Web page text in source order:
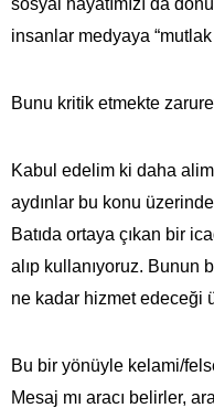
insanlar medyaya
Bunu kritik etmekte
Kabul edelim ki daha
aydınlar bu konu
Batıda ortaya çıkan bir
alıp kullanıyoruz. Bunun
ne kadar hizmet edeceği
Bu bir yönüyle kelami/
Mesaj mı aracı belirler,